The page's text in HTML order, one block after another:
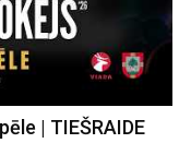
| TIEŠRAIDE